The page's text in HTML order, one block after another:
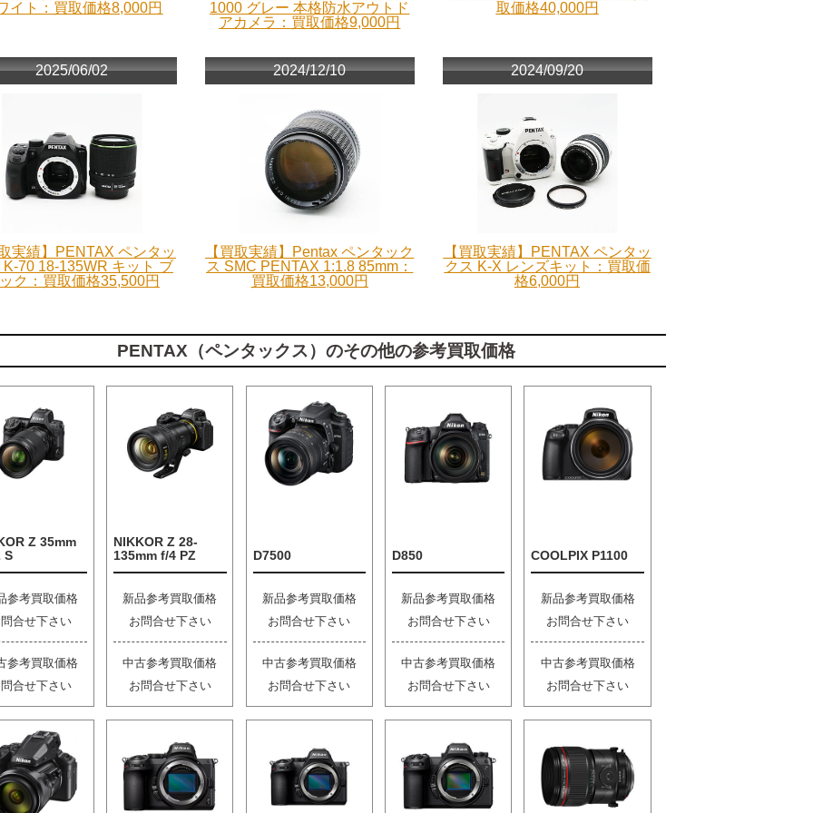
イト：買取価格8,000円
1000 グレー 本格防水アウトド
アカメラ：買取価格9,000円
取価格40,000円
2025/06/02
取実績】PENTAX ペンタッ
K-70 18-135WR キット ブ
ク：買取価格35,500円
2024/12/10
【買取実績】Pentax ペンタック
ス SMC PENTAX 1:1.8 85mm：
買取価格13,000円
2024/09/20
【買取実績】PENTAX ペンタッ
クス K-X レンズキット：買取価
格6,000円
PENTAX（ペンタックス）のその他の参考買取価格
Z 35mm
S
参考買取価格
合せ下さい
参考買取価格
合せ下さい
NIKKOR Z 28-
135mm f/4 PZ
新品参考買取価格
お問合せ下さい
中古参考買取価格
お問合せ下さい
D7500
新品参考買取価格
お問合せ下さい
中古参考買取価格
お問合せ下さい
D850
新品参考買取価格
お問合せ下さい
中古参考買取価格
お問合せ下さい
COOLPIX P1100
新品参考買取価格
お問合せ下さい
中古参考買取価格
お問合せ下さい